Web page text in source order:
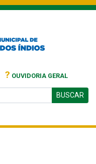
? OUVIDORIA GERAL
BUSCAR